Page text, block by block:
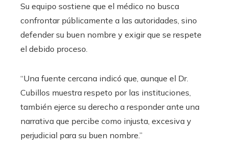
Su equipo sostiene que el médico no busca
confrontar públicamente a las autoridades, sino
defender su buen nombre y exigir que se respete
el debido proceso.
“Una fuente cercana indicó que, aunque el Dr.
Cubillos muestra respeto por las instituciones,
también ejerce su derecho a responder ante una
narrativa que percibe como injusta, excesiva y
perjudicial para su buen nombre.”